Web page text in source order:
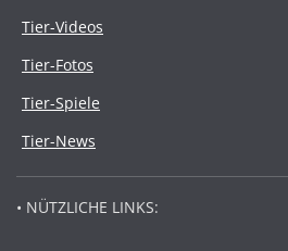
Tier-Videos
Tier-Fotos
Tier-Spiele
Tier-News
• NÜTZLICHE LINKS: